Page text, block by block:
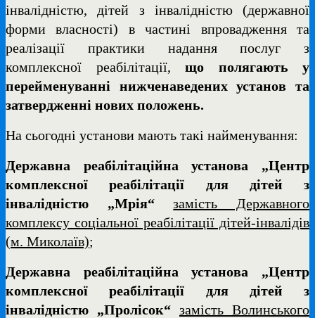
інвалідністю, дітей з інвалідністю (державної
форми власності) в частині впровадження та
реалізації практики надання послуг з
комплексної реабілітації, що полягають у
перейменуванні нижченаведених установ та
затвердженні нових положень.
На сьогодні установи мають такі найменування:
Державна реабілітаційна установа „Центр
комплексної реабілітації для дітей з
інвалідністю „Мрія“
замість Державного
комплексу соціальної реабілітації дітей-інвалідів
(м. Миколаїв);
Державна реабілітаційна установа „Центр
комплексної реабілітації для дітей з
інвалідністю „Пролісок“ замість Волинського